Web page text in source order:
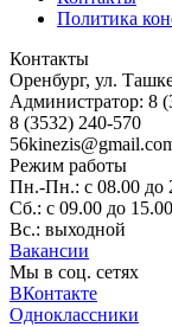
Политика
Контакты
Оренбург, ул.
Администратор: 8
8 (3532) 240-570
Режим работы
Пн.-Пн.: с 08.00 до
Сб.: с 09.00 до 15.00
Вс.: выходной
Вакансии
Мы в соц. сетях
ВКонтакте
Одноклассники